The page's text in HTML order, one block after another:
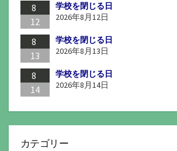
8
12
学校を閉じる日
2026年8月12日
8
13
学校を閉じる日
2026年8月13日
8
14
学校を閉じる日
2026年8月14日
カテゴリー